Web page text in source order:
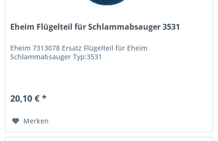
Eheim Flügelteil für Schlammabsauger 3531
Eheim 7313078 Ersatz Flügelteil für Eheim
Schlammabsauger Typ:3531
20,10 € *
Merken